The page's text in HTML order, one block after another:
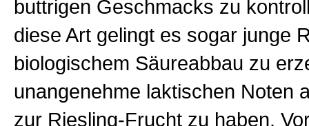
buttrigen Geschmacks zu
diese Art gelingt es sogar junge
biologischem Säureabbau zu
unangenehme laktischen Noten
zur Riesling-Frucht zu haben.